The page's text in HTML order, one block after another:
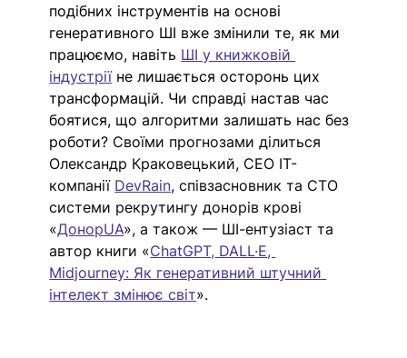
подібних інструментів на основі
генеративного ШІ вже змінили те, як ми
працюємо, навіть ШІ у книжковій
індустрії не лишається осторонь цих
трансформацій. Чи справді настав час
боятися, що алгоритми залишать нас без
роботи? Своїми прогнозами ділиться
Олександр Краковецький, CEO IT-
компанії DevRain, співзасновник та CTO
системи рекрутингу донорів крові
«ДонорUA», а також — ШІ-ентузіаст та
автор книги «ChatGPT, DALL·E,
Midjourney: Як генеративний штучний
інтелект змінює світ».